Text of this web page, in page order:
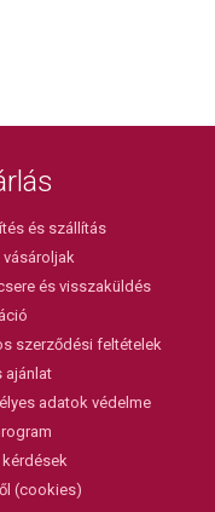
és szállítás
vásároljak
és visszaküldés
szerződési feltételek
ajánlat
adatok védelme
kérdések
(cookies)